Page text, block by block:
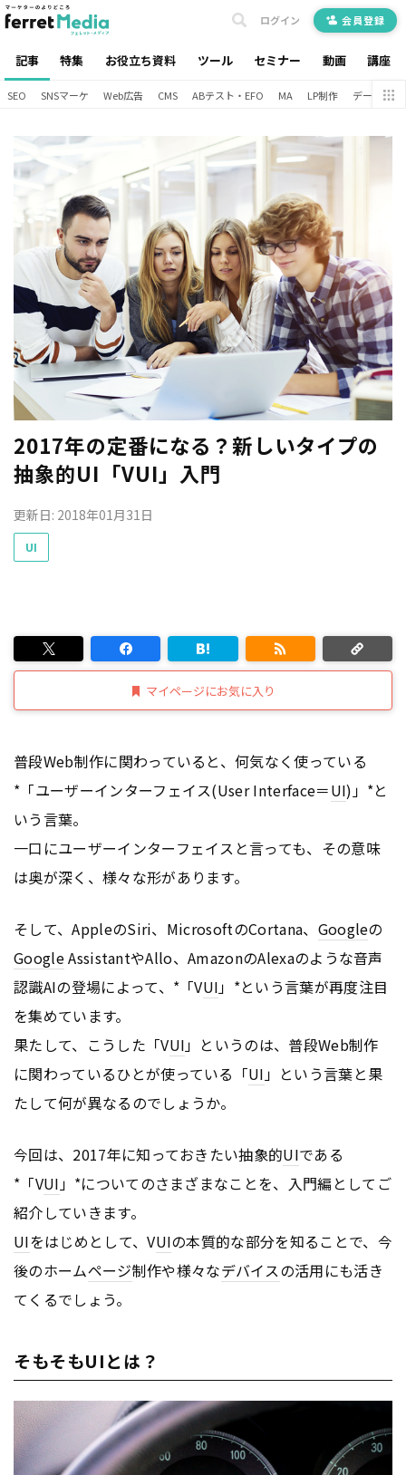
記事 特集 お役立ち資料 ツール セミナー 動画 講座
ログイン 会員登録
SEO SNSマーケ Web広告 CMS ABテスト・EFO MA LP制作 データ分析
2017年の定番になる？新しいタイプの
抽象的UI「VUI」入門
更新日: 2018年01月31日
UI
マイページにお気に入り
普段Web制作に関わっていると、何気なく使っている
*「ユーザーインターフェイス(User Interface＝UI)」*と
いう言葉。
一口にユーザーインターフェイスと言っても、その意味
は奥が深く、様々な形があります。
そして、AppleのSiri、MicrosoftのCortana、 Googleの
GoogleAssistantやAllo、AmazonのAlexaのような音声
認識AIの登場によって、*「VUI」*という言葉が再度注目
を集めています。
果たして、こうした「VUI」というのは、普段Web制作
に関わっているひとが使っている「UI」という言葉と果
たして何が異なるのでしょうか。
今回は、2017年に知っておきたい抽象的UIである
*「VUI」*についてのさまざまなことを、入門編としてご
紹介していきます。
UIをはじめとして、VUIの本質的な部分を知ることで、今
後のホームページ制作や様々なデバイスの活用にも活き
てくるでしょう。
そもそもUIとは？